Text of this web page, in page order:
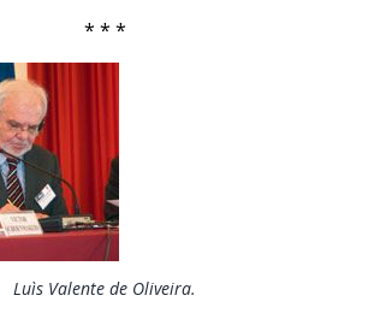
* * *
Luìs Valente de Oliveira.